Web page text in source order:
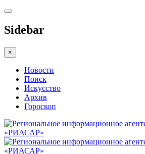
Sidebar
×
Новости
Поиск
Искусство
Архив
Гороскоп